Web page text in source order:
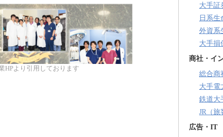
HPより引用しております
大手証
日系生
外資系
大手損
商社・イ
総合商
大手電
鉄道大
JR（旅
広告・IT